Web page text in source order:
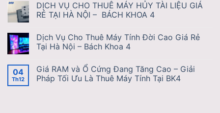
DỊCH VỤ CHO THUÊ MÁY HỦY TÀI LIỆU GIÁ
RẺ TẠI HÀ NỘI – BÁCH KHOA 4
Dịch Vụ Cho Thuê Máy Tính Đời Cao Giá Rẻ
Tại Hà Nội – Bách Khoa 4
04
Th12
Giá RAM và Ổ Cứng Đang Tăng Cao – Giải
Pháp Tối Ưu Là Thuê Máy Tính Tại BK4